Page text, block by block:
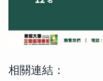
相關連結：